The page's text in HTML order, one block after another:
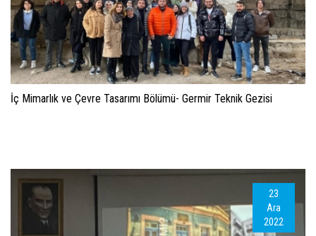
İç Mimarlık ve Çevre Tasarımı Bölümü- Germir Teknik Gezisi
23
Ara
2022